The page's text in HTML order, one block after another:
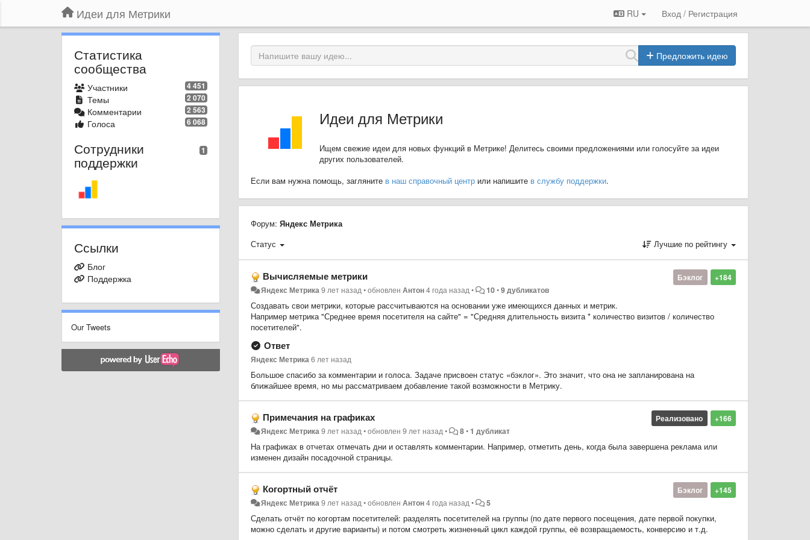
Идеи для Метрики RU Вход / Регистрация
Статистика
сообщества
4 451
Участники
2 070
Темы
2 563
Комментарии
6 068
Голоса
1
Сотрудники
поддержки
Ссылки
Блог
Поддержка
Our Tweets
Предложить идею
Идеи для Метрики
Ищем свежие идеи для новых функций в Метрике! Делитесь своими предложениями или голосуйте за идеи
других пользователей.
Если вам нужна помощь, загляните в наш справочный центрили напишите в службу поддержки.
Форум: Яндекс Метрика
Статус
Лучшие по рейтингу
+184
Бэклог
Вычисляемые метрики
Яндекс Метрика9 лет назад•обновлен Антон4 года назад• 10•9 дубликатов
Создавать свои метрики, которые рассчитываются на основании уже имеющихся данных и метрик.
Например метрика "Среднее время посетителя на сайте" = "Средняя длительность визита * количество визитов / количество
посетителей".
Ответ
Яндекс Метрика6 лет назад
Большое спасибо за комментарии и голоса. Задаче присвоен статус «бэклог». Это значит, что она не запланирована на
ближайшее время, но мы рассматриваем добавление такой возможности в Метрику.
+166
Реализовано
Примечания на графиках
Яндекс Метрика9 лет назад•обновлен 9 лет назад• 8• 1 дубликат
На графиках в отчетах отмечать дни и оставлять комментарии. Например, отметить день, когда была завершена реклама или
изменен дизайн посадочной страницы.
+145
Бэклог
Когортный отчёт
Яндекс Метрика9 лет назад•обновлен Антон4 года назад• 5
Сделать отчёт по когортам посетителей: разделять посетителей на группы (по дате первого посещения, дате первой покупки,
можно сделать и другие варианты) и потом смотреть жизненный цикл каждой группы, её возвращаемость, конверсию и т.д.